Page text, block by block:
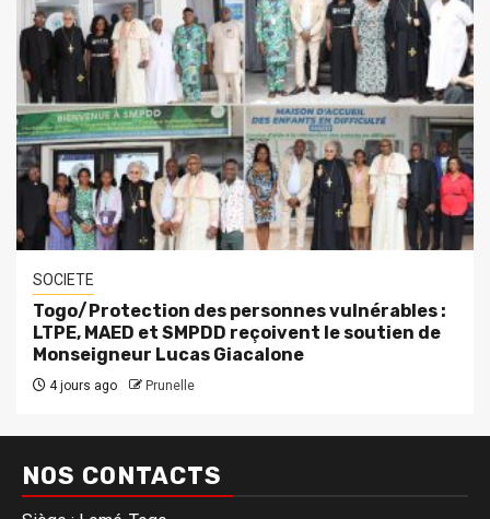
SOCIETE
Togo/Protection des personnes vulnérables :
LTPE, MAED et SMPDD reçoivent le soutien de
Monseigneur Lucas Giacalone
4 jours ago Prunelle
NOS CONTACTS